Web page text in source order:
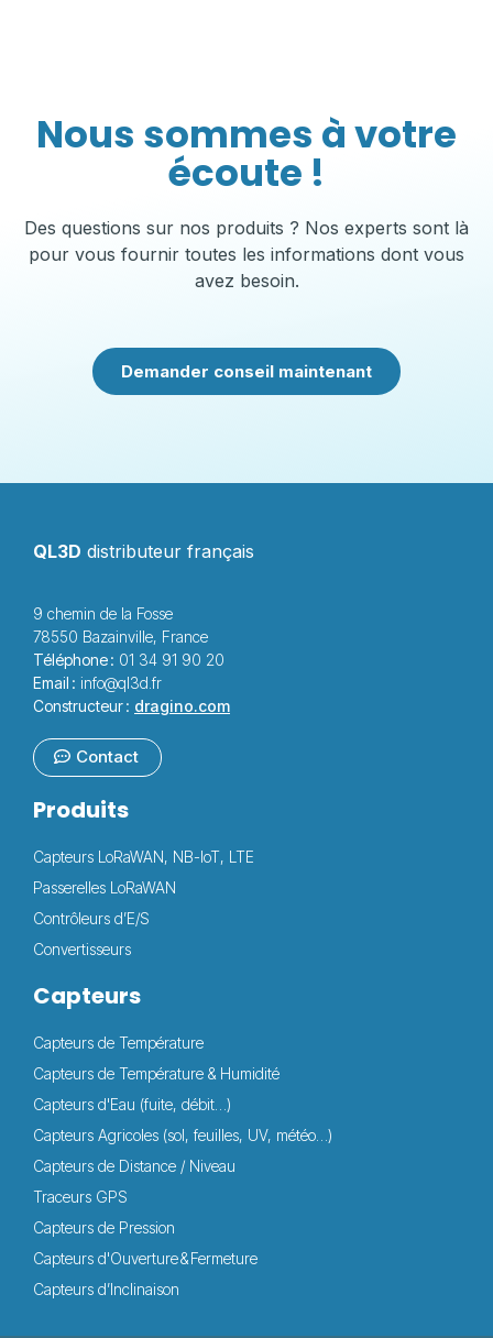
Nous sommes à votre
écoute !
Des questions sur nos produits ? Nos experts sont là
pour vous fournir toutes les informations dont vous
avez besoin.
Demander conseil maintenant
QL3D distributeur français
9 chemin de la Fosse
78550 Bazainville, France
Téléphone : 01 34 91 90 20
Email : info@ql3d.fr
Constructeur : dragino.com
Contact
Produits
Capteurs LoRaWAN, NB-IoT, LTE
Passerelles LoRaWAN
Contrôleurs d’E/S
Convertisseurs
Capteurs
Capteurs de Température
Capteurs de Température & Humidité
Capteurs d'Eau (fuite, débit…)
Capteurs Agricoles (sol, feuilles, UV, météo…)
Capteurs de Distance / Niveau
Traceurs GPS
Capteurs de Pression
Capteurs d'Ouverture & Fermeture
Capteurs d’Inclinaison